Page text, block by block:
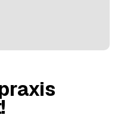
bei 5 Bewertungen